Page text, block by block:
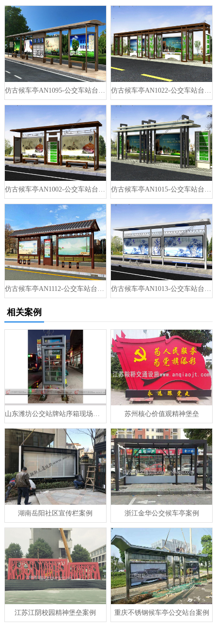
仿古候车亭AN1002-公交车站台站亭公交站牌 仿古候车亭AN1015-公交车站台站亭公交站牌
相关案例
山东潍坊公交站牌站序箱现场安装 苏州核心价值观精神堡垒
湖南岳阳社区宣传栏案例 浙江金华公交候车亭案例
江苏江阴校园精神堡垒案例 重庆不锈钢候车亭公交站台案例